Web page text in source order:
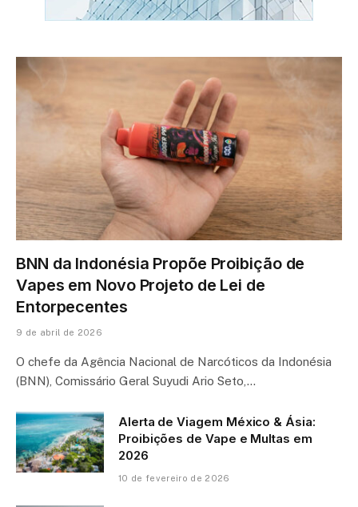
BNN da Indonésia Propõe Proibição de
Vapes em Novo Projeto de Lei de
Entorpecentes
9 de abril de 2026
O chefe da Agência Nacional de Narcóticos da Indonésia
(BNN), Comissário Geral Suyudi Ario Seto,…
Alerta de Viagem México & Ásia:
Proibições de Vape e Multas em
2026
10 de fevereiro de 2026